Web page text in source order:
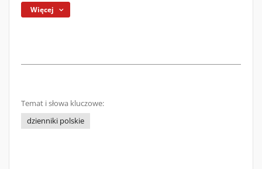
Więcej
Temat i słowa kluczowe:
dzienniki polskie